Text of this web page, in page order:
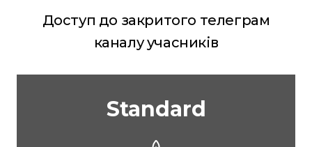
Доступ до закритого телеграм
каналу учасників
Standard